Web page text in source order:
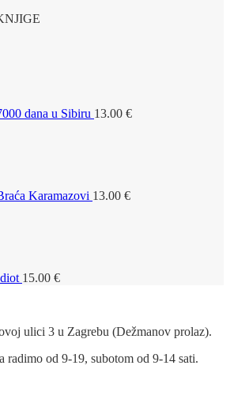
dana u Sibiru 13.00 €
Karamazovi 13.00 €
15.00 €
ulici 3 u Zagrebu (Dežmanov prolaz).
radimo od 9-19, subotom od 9-14 sati.